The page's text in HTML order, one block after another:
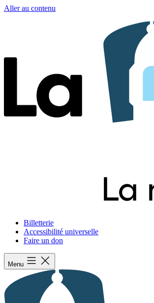
Aller au contenu
Billetterie
Accessibilité universelle
Faire un don
Menu